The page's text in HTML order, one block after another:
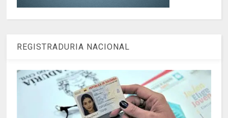
REGISTRADURIA NACIONAL